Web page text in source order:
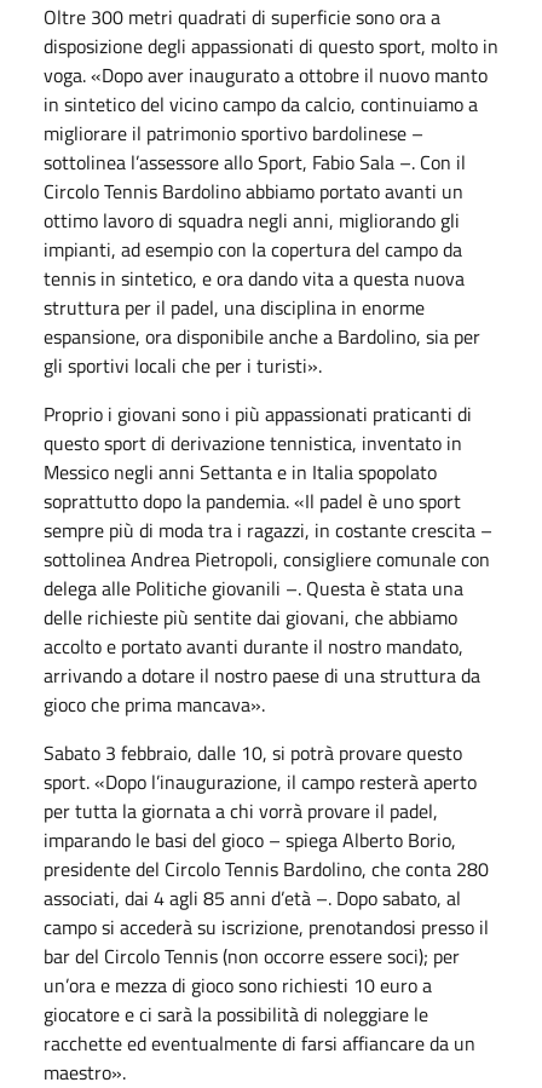
Oltre 300 metri quadrati di superficie sono ora a
disposizione degli appassionati di questo sport, molto in
voga. «Dopo aver inaugurato a ottobre il nuovo manto
in sintetico del vicino campo da calcio, continuiamo a
migliorare il patrimonio sportivo bardolinese –
sottolinea l’assessore allo Sport, Fabio Sala –. Con il
Circolo Tennis Bardolino abbiamo portato avanti un
ottimo lavoro di squadra negli anni, migliorando gli
impianti, ad esempio con la copertura del campo da
tennis in sintetico, e ora dando vita a questa nuova
struttura per il padel, una disciplina in enorme
espansione, ora disponibile anche a Bardolino, sia per
gli sportivi locali che per i turisti».
Proprio i giovani sono i più appassionati praticanti di
questo sport di derivazione tennistica, inventato in
Messico negli anni Settanta e in Italia spopolato
soprattutto dopo la pandemia. «Il padel è uno sport
sempre più di moda tra i ragazzi, in costante crescita –
sottolinea Andrea Pietropoli, consigliere comunale con
delega alle Politiche giovanili –. Questa è stata una
delle richieste più sentite dai giovani, che abbiamo
accolto e portato avanti durante il nostro mandato,
arrivando a dotare il nostro paese di una struttura da
gioco che prima mancava».
Sabato 3 febbraio, dalle 10, si potrà provare questo
sport. «Dopo l’inaugurazione, il campo resterà aperto
per tutta la giornata a chi vorrà provare il padel,
imparando le basi del gioco – spiega Alberto Borio,
presidente del Circolo Tennis Bardolino, che conta 280
associati, dai 4 agli 85 anni d’età –. Dopo sabato, al
campo si accederà su iscrizione, prenotandosi presso il
bar del Circolo Tennis (non occorre essere soci); per
un’ora e mezza di gioco sono richiesti 10 euro a
giocatore e ci sarà la possibilità di noleggiare le
racchette ed eventualmente di farsi affiancare da un
maestro».